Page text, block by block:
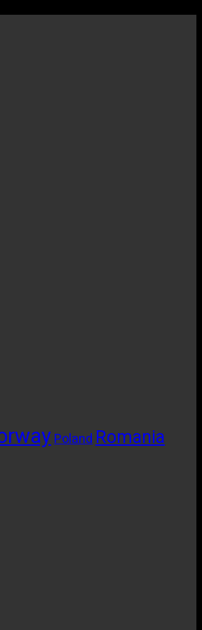
Poland Romania